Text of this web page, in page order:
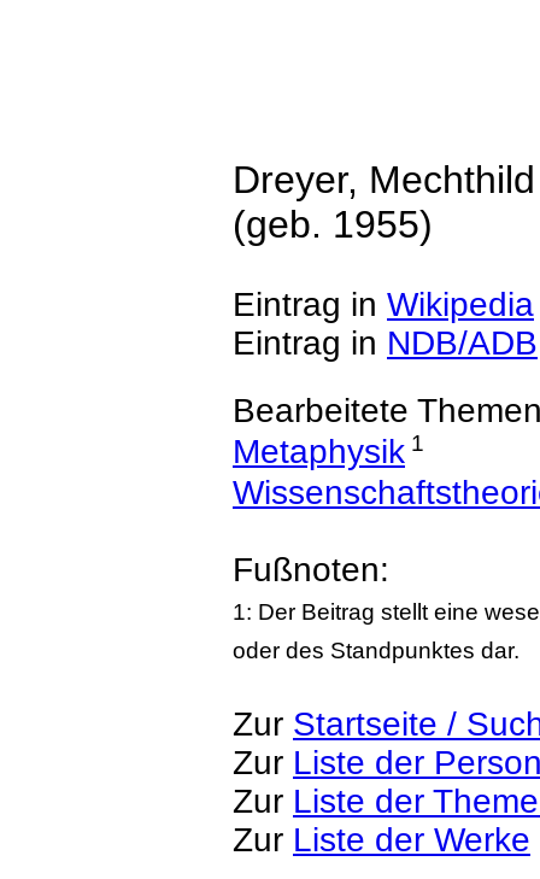
Dreyer, Mechthild
(geb. 1955)
Eintrag in Wikipedia
Eintrag in NDB/ADB
Bearbeitete
Metaphysik 1
Fußnoten:
1: Der Beitrag stellt eine
oder des Standpunktes dar.
Zur Startseite /
Zur Liste der
Zur Liste der
Zur Liste der Werke